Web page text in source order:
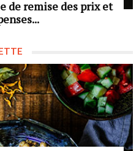
de remise des prix et